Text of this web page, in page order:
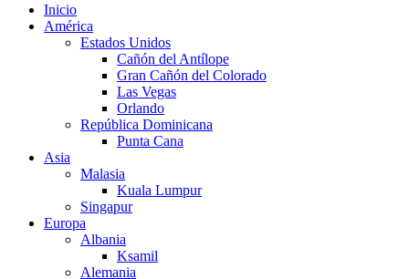
Inicio
América
Estados Unidos
Cañón del Antílope
Gran Cañón del Colorado
Las Vegas
Orlando
República Dominicana
Punta Cana
Asia
Malasia
Kuala Lumpur
Singapur
Europa
Albania
Ksamil
Alemania